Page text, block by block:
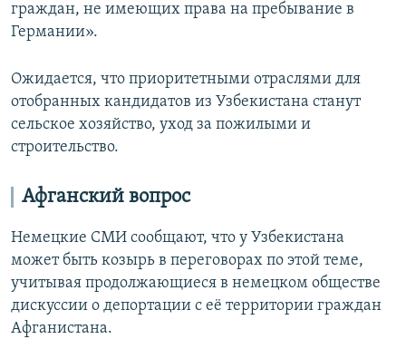
граждан, не имеющих права на пребывание в
Германии».
Ожидается, что приоритетными отраслями для
отобранных кандидатов из Узбекистана станут
сельское хозяйство, уход за пожилыми и
строительство.
Афганский вопрос
Немецкие СМИ сообщают, что у Узбекистана
может быть козырь в переговорах по этой теме,
учитывая продолжающиеся в немецком обществе
дискуссии о депортации с её территории граждан
Афганистана.